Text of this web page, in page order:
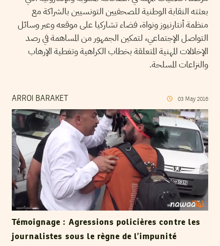
بعثته النقابة الوطنية للصحفيين التونسيين بالشراكة مع
منظمة أنتارنيوز ونواة، فضاء تشاركيا على موقعه وعبر وسائل
التواصل الإجتماعي، لتمكين الجمهور من المساهمة في رصد
الإخلالات المهنية المتعلقة بخطاب الكراهية وتغطية الإرهاب
والنزاعات المسلحة.
ARROI BARAKET 03 May 2016
Témoignage : Agressions policières contre les
journalistes sous le règne de l’impunité